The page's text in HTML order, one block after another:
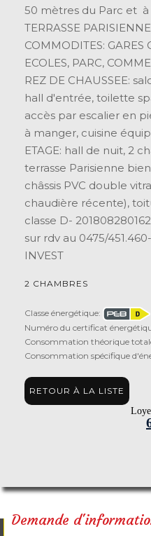
50 mètres du Parc et à
TERRASSE
COMMODITES: GARES
ECOLES, PARC,
REZ DE CHAUSSEE:
hall d'entrée, toilette
accès par escalier en
à manger, cuisine
ETAGE: hall de nuit, 2
terrasse Parisienne
châssis PVC double
chaudière récente),
classe D-
sur rdv au 0475/
INVEST
2 CHAMBRES
Classe énergétique:
Numéro du certificat
Consommation théorique
Consommation spécifique
RETOUR À LA LISTE
Demande